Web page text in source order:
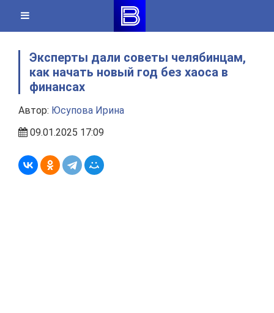
content
Эксперты дали советы челябинцам,
как начать новый год без хаоса в
финансах
Автор: Юсупова Ирина
09.01.2025 17:09